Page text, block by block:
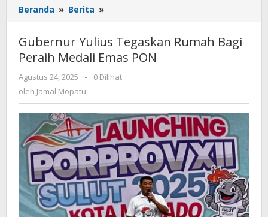
Beranda » Berita »
Yulius
Rumah
Bagi
Peraih
Gubernur Yulius Tegaskan Rumah Bagi
Peraih Medali Emas PON
Agustus 24, 2025
oleh
Jamal
-
0 Dilihat
oleh Jamal Mopatu